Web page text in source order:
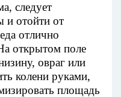
следует
и отойти от
отлично
открытом поле
овраг или
колени руками,
площадь